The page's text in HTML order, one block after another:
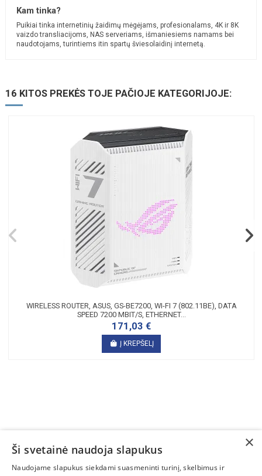
Kam tinka?
Puikiai tinka internetinių žaidimų mėgėjams, profesionalams, 4K ir 8K
vaizdo transliacijoms, NAS serveriams, išmaniesiems namams bei
naudotojams, turintiems itin spartų šviesolaidinį internetą.
16 KITOS PREKĖS TOJE PAČIOJE KATEGORIJOJE:
WIRELESS ROUTER, ASUS, GS-BE7200, WI-FI 7 (802.11BE), DATA
SPEED 7200 MBIT/S, ETHERNET...
171,03 €
Į KREPŠELĮ
×
Ši svetainė naudoja slapukus
Naudojame slapukus siekdami suasmeninti turinį, skelbimus ir